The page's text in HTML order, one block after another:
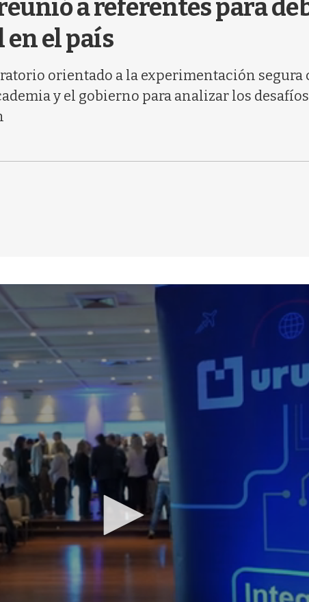
a referentes para
el país
orientado a la experimentación
y el gobierno para analizar los